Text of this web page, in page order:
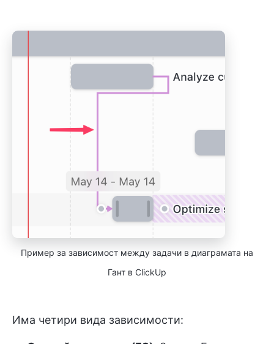
Пример за зависимост между задачи в диаграмата на
Гант в ClickUp
Има четири вида зависимости: